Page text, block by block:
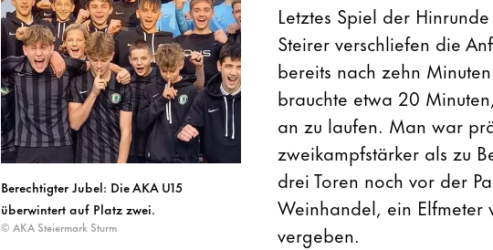
Berechtigter Jubel: Die AKA U15
überwintert auf Platz zwei.
© AKA Steiermark Sturm
Letztes Spiel der
Steirer verschliefen die
bereits nach zehn
brauchte etwa 20
an zu laufen. Man war
zweikampfstärker als zu
drei Toren noch vor der
Weinhandel, ein Elfmeter
vergeben.